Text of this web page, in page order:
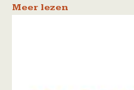
Meer lezen